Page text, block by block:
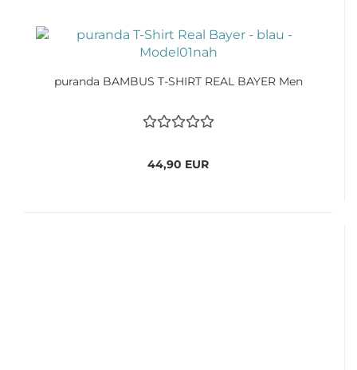
puranda BAMBUS T-SHIRT REAL BAYER Men
44,90 EUR